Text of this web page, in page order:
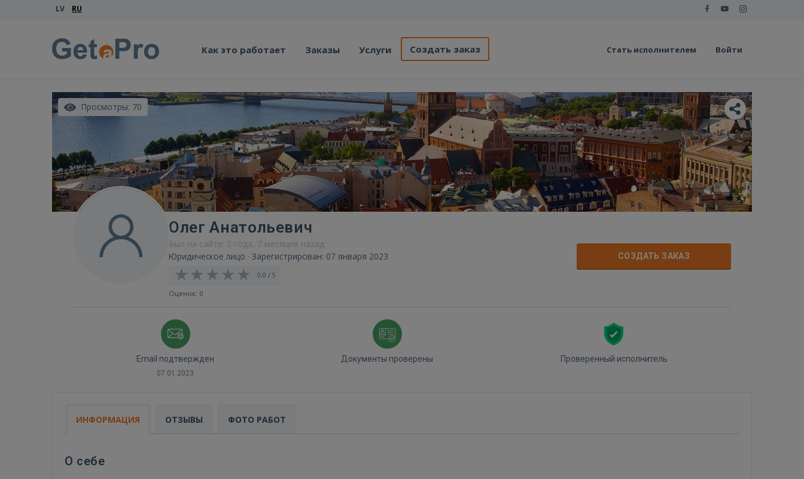
LV RU
Как это работает Заказы Услуги Создать заказ Стать исполнителем Войти
Просмотры: 70
Олег Анатольевич
Был на сайте: 2 года, 7 месяцев назад
Юридическое лицо · Зарегистрирован: 07 января 2023
0,0 / 5
Оценок: 0
СОЗДАТЬ ЗАКАЗ
Email подтвержден
07.01.2023
Документы проверены Проверенный исполнитель
ИНФОРМАЦИЯ ОТЗЫВЫ ФОТО РАБОТ
О себе